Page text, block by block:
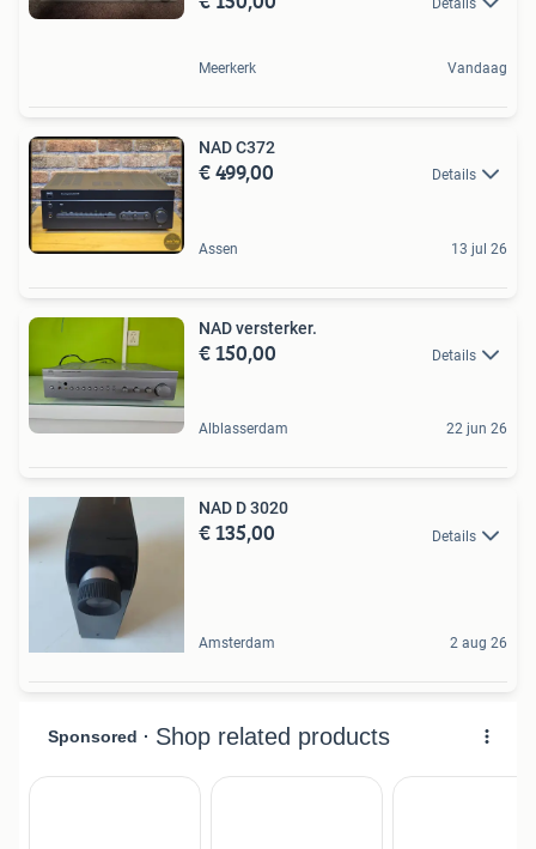
Meerkerk Vandaag
NAD C372
€ 499,00 Details
Assen 13 jul 26
NAD versterker.
€ 150,00 Details
Alblasserdam 22 jun 26
NAD D 3020
€ 135,00 Details
Amsterdam 2 aug 26